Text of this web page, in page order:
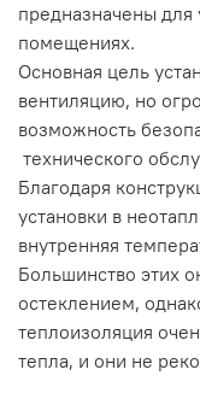
предназначены для
помещениях.
Основная цель
вентиляцию, но
возможность
технического
Благодаря
установки в
внутренняя
Большинство этих
остеклением,
теплоизоляция
тепла, и они не